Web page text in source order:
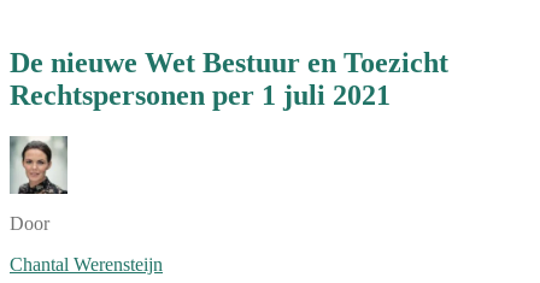
De nieuwe Wet Bestuur en Toezicht
Rechtspersonen per 1 juli 2021
Door
Chantal Werensteijn